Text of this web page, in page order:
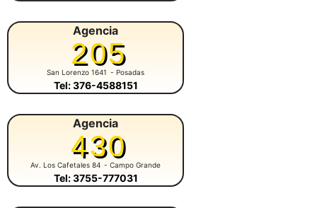
Agencia
205
San Lorenzo 1641 - Posadas
Tel: 376-4588151
Agencia
430
Av. Los Cafetales 84 - Campo Grande
Tel: 3755-777031